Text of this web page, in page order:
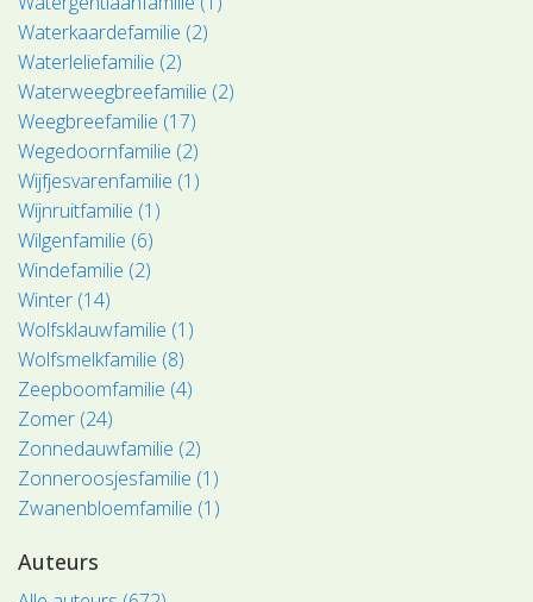
Waterkaardefamilie (2)
Waterleliefamilie (2)
Waterweegbreefamilie (2)
Weegbreefamilie (17)
Wegedoornfamilie (2)
Wijfjesvarenfamilie (1)
Wijnruitfamilie (1)
Wilgenfamilie (6)
Windefamilie (2)
Winter (14)
Wolfsklauwfamilie (1)
Wolfsmelkfamilie (8)
Zeepboomfamilie (4)
Zomer (24)
Zonnedauwfamilie (2)
Zonneroosjesfamilie (1)
Zwanenbloemfamilie (1)
Auteurs